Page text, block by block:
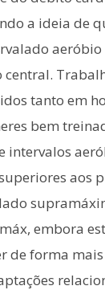
a ideia de
aeróbio
tanto em
bem
intervalos
aos
embora
de forma mais